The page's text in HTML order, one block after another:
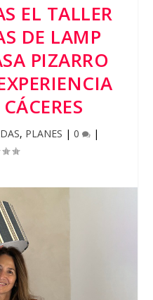
EL TALLER
DE LAMP
PIZARRO
, PLANES | 0 |